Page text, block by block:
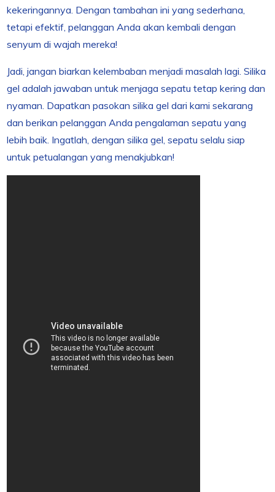
kekeringannya. Dengan tambahan ini yang sederhana,
tetapi efektif, pelanggan Anda akan kembali dengan
senyum di wajah mereka!
Jadi, jangan biarkan kelembaban menjadi masalah lagi. Silika
gel adalah jawaban untuk menjaga sepatu tetap kering dan
nyaman. Dapatkan pasokan silika gel dari kami sekarang
dan berikan pelanggan Anda pengalaman sepatu yang
lebih baik. Ingatlah, dengan silika gel, sepatu selalu siap
untuk petualangan yang menakjubkan!